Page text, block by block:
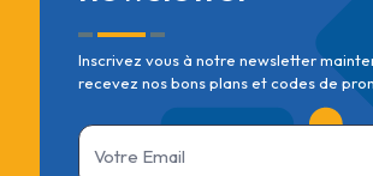
Inscrivez vous à notre newsletter
recevez nos bons plans et codes de